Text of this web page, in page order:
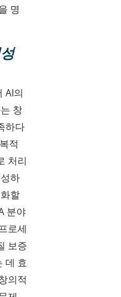
명
AI의
창
하다
적
처리
하
할
분야
로세
보증
데 효
의적